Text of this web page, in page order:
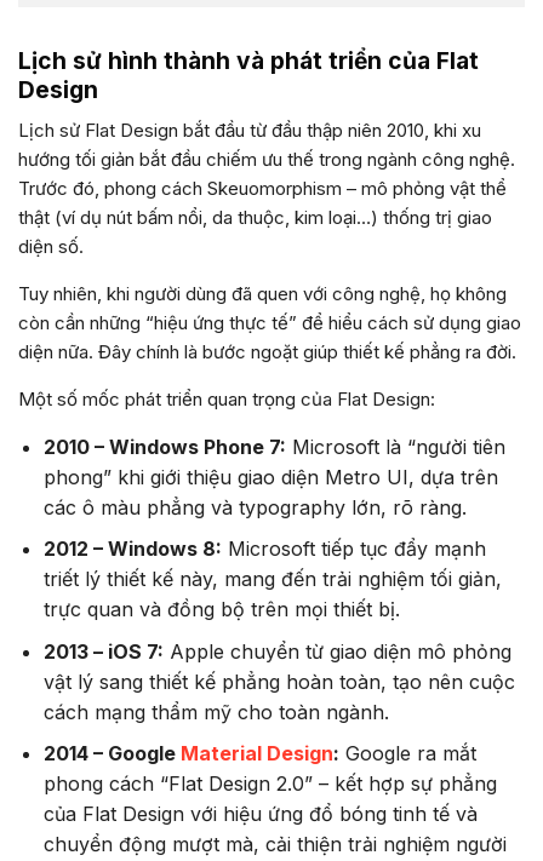
Lịch sử hình thành và phát triển của Flat
Design
Lịch sử Flat Design bắt đầu từ đầu thập niên 2010, khi xu
hướng tối giản bắt đầu chiếm ưu thế trong ngành công nghệ.
Trước đó, phong cách Skeuomorphism – mô phỏng vật thể
thật (ví dụ nút bấm nổi, da thuộc, kim loại…) thống trị giao
diện số.
Tuy nhiên, khi người dùng đã quen với công nghệ, họ không
còn cần những “hiệu ứng thực tế” để hiểu cách sử dụng giao
diện nữa. Đây chính là bước ngoặt giúp thiết kế phẳng ra đời.
Một số mốc phát triển quan trọng của Flat Design:
2010 – Windows Phone 7: Microsoft là “người tiên
phong” khi giới thiệu giao diện Metro UI, dựa trên
các ô màu phẳng và typography lớn, rõ ràng.
2012 – Windows 8: Microsoft tiếp tục đẩy mạnh
triết lý thiết kế này, mang đến trải nghiệm tối giản,
trực quan và đồng bộ trên mọi thiết bị.
2013 – iOS 7: Apple chuyển từ giao diện mô phỏng
vật lý sang thiết kế phẳng hoàn toàn, tạo nên cuộc
cách mạng thẩm mỹ cho toàn ngành.
2014 – Google Material Design: Google ra mắt
phong cách “Flat Design 2.0” – kết hợp sự phẳng
của Flat Design với hiệu ứng đổ bóng tinh tế và
chuyển động mượt mà, cải thiện trải nghiệm người